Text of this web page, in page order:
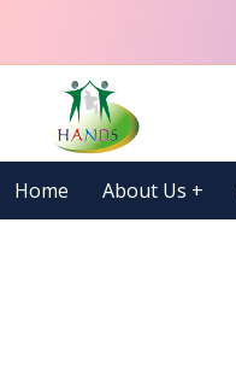
Home About Us +